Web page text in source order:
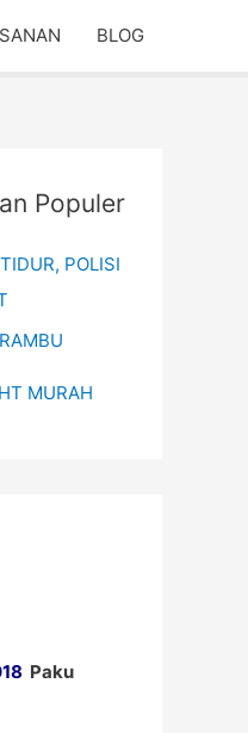
BLOG
Populer
POLISI
MURAH
Paku